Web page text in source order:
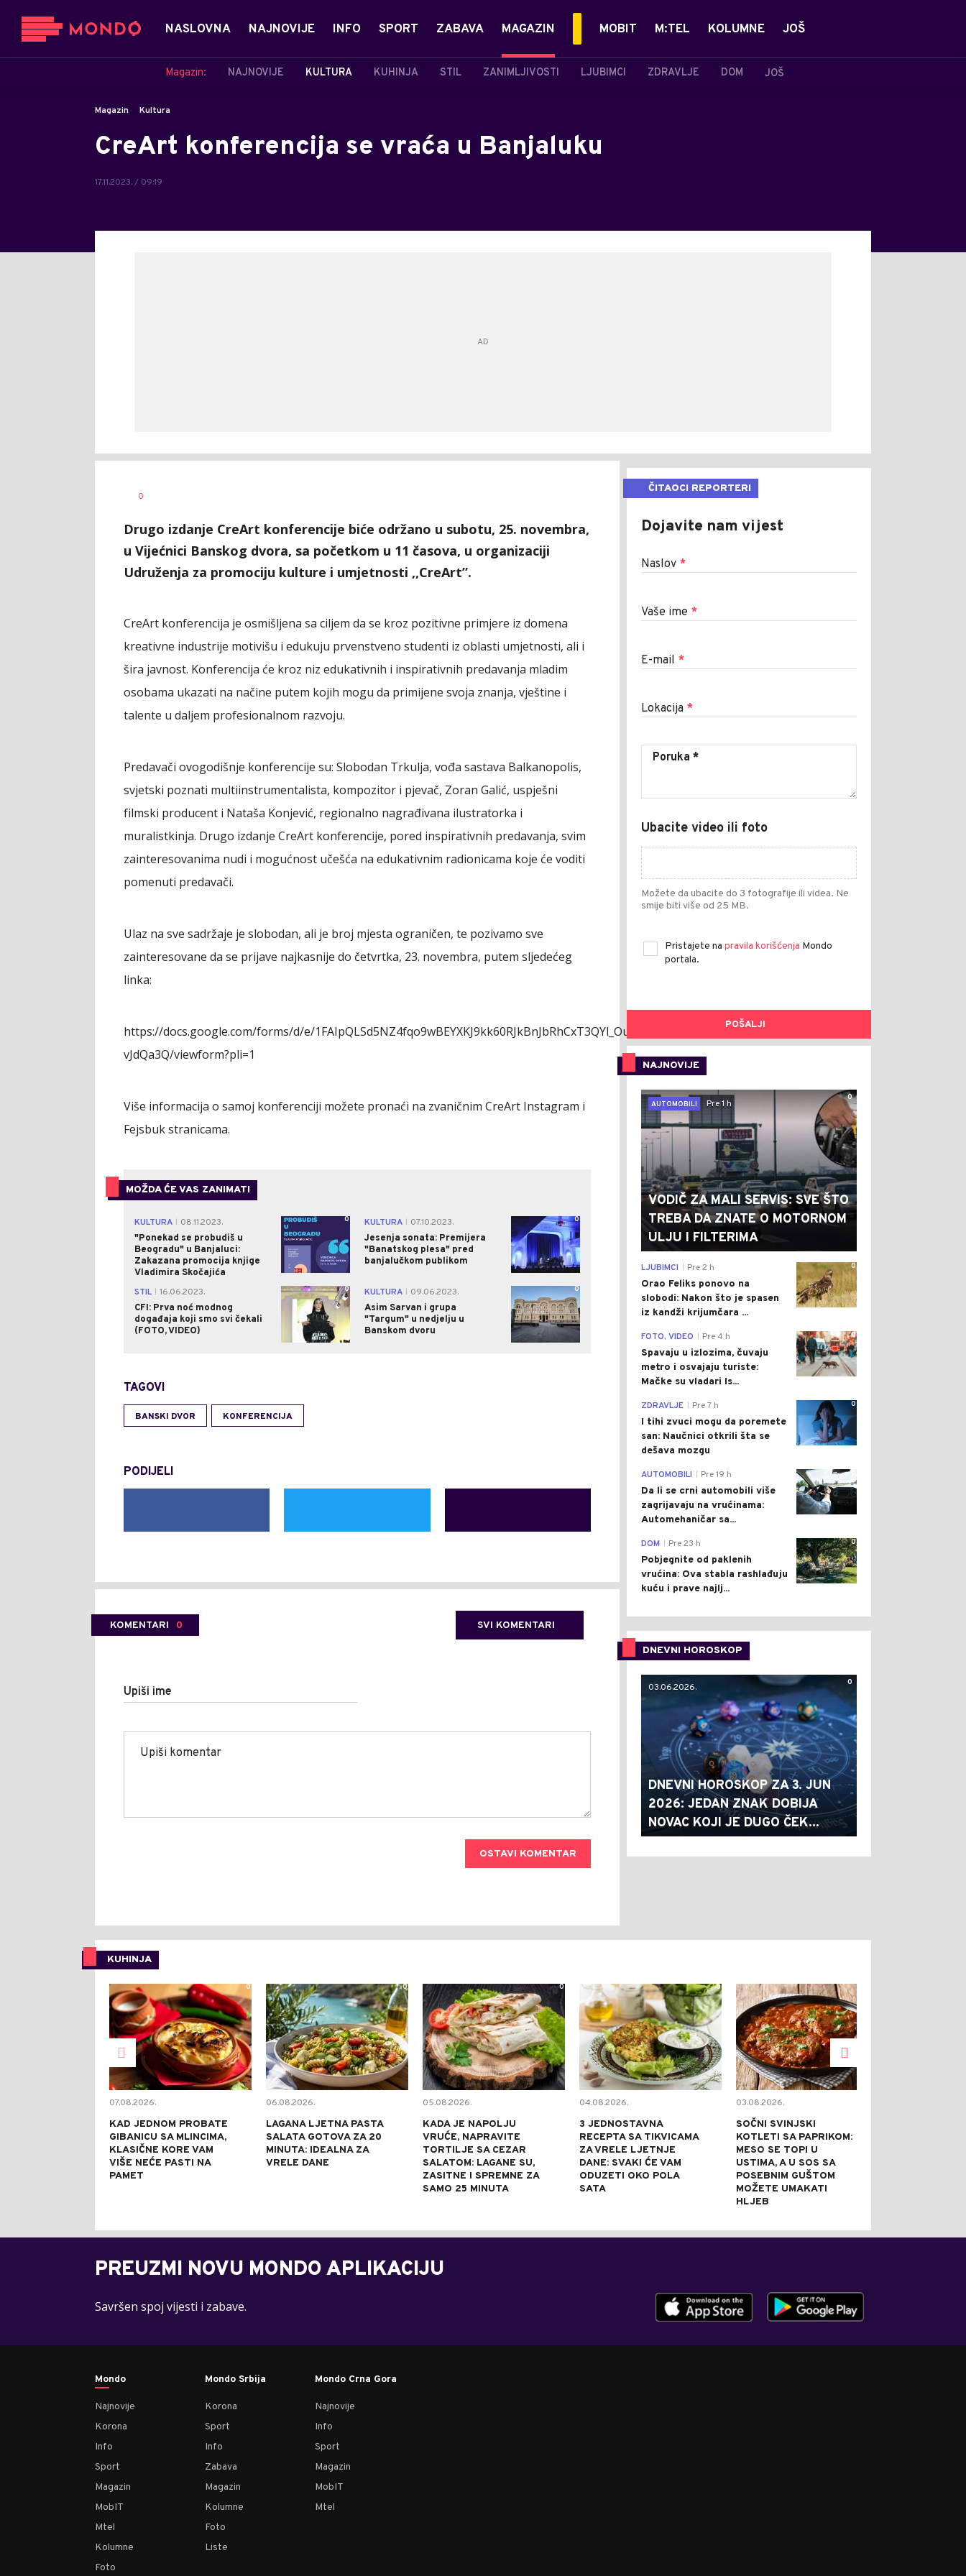
NASLOVNA NAJNOVIJE INFO SPORT ZABAVA MAGAZIN
Magazin: NAJNOVIJE KULTURA KUHINJA STIL ZANIMLJIVOSTI LJUBIMCI ZDRAVLJE DOM JOŠ
MOBIT M:TEL KOLUMNE JOŠ
Magazin Kultura
CreArt konferencija se vraća u Banjaluku
17.11.2023. / 09:19
AUTOR
0
Drugo izdanje CreArt konferencije biće održano u subotu, 25. novembra,
u Vijećnici Banskog dvora, sa početkom u 11 časova, u organizaciji
Udruženja za promociju kulture i umjetnosti ,,CreArt”.
CreArt konferencija je osmišljena sa ciljem da se kroz pozitivne primjere iz domena
kreativne industrije motivišu i edukuju prvenstveno studenti iz oblasti umjetnosti, ali i
šira javnost. Konferencija će kroz niz edukativnih i inspirativnih predavanja mladim
osobama ukazati na načine putem kojih mogu da primijene svoja znanja, vještine i
talente u daljem profesionalnom razvoju.
Predavači ovogodišnje konferencije su: Slobodan Trkulja, vođa sastava Balkanopolis,
svjetski poznati multiinstrumentalista, kompozitor i pjevač, Zoran Galić, uspješni
filmski producent i Nataša Konjević, regionalno nagrađivana ilustratorka i
muralistkinja. Drugo izdanje CreArt konferencije, pored inspirativnih predavanja, svim
zainteresovanima nudi i mogućnost učešća na edukativnim radionicama koje će voditi
pomenuti predavači.
Ulaz na sve sadržaje je slobodan, ali je broj mjesta ograničen, te pozivamo sve
zainteresovane da se prijave najkasnije do četvrtka, 23. novembra, putem sljedećeg
linka:
https://docs.google.com/forms/d/e/1FAIpQLSd5NZ4fqo9wBEYXKJ9kk60RJkBnJbRhCxT3QYl_Ou-
vJdQa3Q/viewform?pli=1
Više informacija o samoj konferenciji možete pronaći na zvaničnim CreArt Instagram i
Fejsbuk stranicama.
MOŽDA ĆE VAS ZANIMATI
KULTURA
08.11.2023.
"Ponekad se probudiš u
Beogradu" u Banjaluci:
Zakazana promocija knjige
Vladimira Skočajića
0 KULTURA
07.10.2023.
Jesenja sonata: Premijera
"Banatskog plesa" pred
banjalučkom publikom
0
STIL
16.06.2023.
CFI: Prva noć modnog
događaja koji smo svi čekali
(FOTO, VIDEO)
0 KULTURA
09.06.2023.
Asim Sarvan i grupa
"Targum" u nedjelju u
Banskom dvoru
0
TAGOVI
BANSKI DVOR KONFERENCIJA
PODIJELI
KOMENTARI 0 SVI KOMENTARI
Upiši ime
OSTAVI KOMENTAR
ČITAOCI REPORTERI
Dojavite nam vijest
Naslov *
Vaše ime *
E-mail *
Lokacija *
Ubacite video ili foto
Možete da ubacite do 3 fotografije ili videa. Ne
smije biti više od 25 MB.
Pristajete na pravila korišćenja Mondo
portala.
POŠALJI
NAJNOVIJE
0
AUTOMOBILI
Pre 1 h
VODIČ ZA MALI SERVIS: SVE ŠTO
TREBA DA ZNATE O MOTORNOM
ULJU I FILTERIMA
0
LJUBIMCI Pre 2 h
Orao Feliks ponovo na
slobodi: Nakon što je spasen
iz kandži krijumčara ...
0
FOTO, VIDEO Pre 4 h
Spavaju u izlozima, čuvaju
metro i osvajaju turiste:
Mačke su vladari Is...
0
ZDRAVLJE Pre 7 h
I tihi zvuci mogu da poremete
san: Naučnici otkrili šta se
dešava mozgu
0
AUTOMOBILI Pre 19 h
Da li se crni automobili više
zagrijavaju na vrućinama:
Automehaničar sa...
0
DOM Pre 23 h
Pobjegnite od paklenih
vrućina: Ova stabla rashlađuju
kuću i prave najlj...
DNEVNI HOROSKOP
0
03.06.2026.
DNEVNI HOROSKOP ZA 3. JUN
2026: JEDAN ZNAK DOBIJA
NOVAC KOJI JE DUGO ČEK...
KUHINJA
0
07.08.2026.
KAD JEDNOM PROBATE
GIBANICU SA MLINCIMA,
KLASIČNE KORE VAM
VIŠE NEĆE PASTI NA
PAMET
0
06.08.2026.
LAGANA LJETNA PASTA
SALATA GOTOVA ZA 20
MINUTA: IDEALNA ZA
VRELE DANE
0
05.08.2026.
KADA JE NAPOLJU
VRUĆE, NAPRAVITE
TORTILJE SA CEZAR
SALATOM: LAGANE SU,
ZASITNE I SPREMNE ZA
SAMO 25 MINUTA
0
04.08.2026.
3 JEDNOSTAVNA
RECEPTA SA TIKVICAMA
ZA VRELE LJETNJE
DANE: SVAKI ĆE VAM
ODUZETI OKO POLA
SATA
03.08.2026.
SOČNI SVINJSKI
KOTLETI SA PAPRIKOM:
MESO SE TOPI U
USTIMA, A U SOS SA
POSEBNIM GUŠTOM
MOŽETE UMAKATI
HLJEB
PREUZMI NOVU MONDO APLIKACIJU
Savršen spoj vijesti i zabave.
Mondo
Najnovije
Korona
Info
Sport
Magazin
MobIT
Mtel
Kolumne
Foto
Mondo Srbija
Korona
Sport
Info
Zabava
Magazin
Kolumne
Foto
Liste
Mondo Crna Gora
Najnovije
Info
Sport
Magazin
MobIT
Mtel